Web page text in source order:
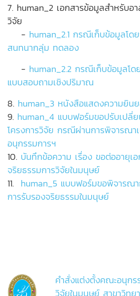
7. human_2 เอกสารข้อมูลสำหรับอ
วิจัย
- human_2.1 กรณีเก็บข้อมูลโ
สนทนากลุ่ม ทดลอง
- human_2.2 กรณีเก็บข้อมูลโด
แบบสอบถามเชิงปริมาณ
8. human_3 หนังสือแสดงความยินย
9. human_4 แบบฟอร์มขอปรับเปลี่ย
โครงการวิจัย กรณีผ่านการพิจารณา
อนุกรรมการฯ
10. บันทึกข้อความ เรื่อง ขอต่ออายุเ
จริยธรรมการวิจัยในมนุษย์
11. human_5 แบบฟอร์มขอพิจารณา
การรับรองจริยธรรมในมนุษย์
คำสั่งแต่งตั้งคณะอนุกร
วิจัยในมนุษย์ สาขาวิทย